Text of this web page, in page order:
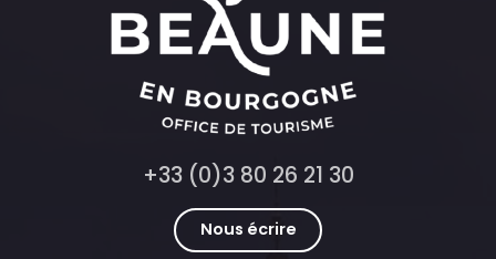
+33 (0)3 80 26 21 30
Nous écrire